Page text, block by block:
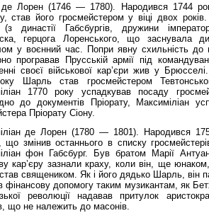
Лорен (1746 — 1780). Народився 1744
став його гросмейстером у віці двох
(з династії Габсбургів, дружини
герцога Лоренського, що заснувала
у воєнний час. Попри явну схильність до
програвав Прусській армії під
своєї військової кар’єри жив у
Шарль став гросмейстером
1770 року успадкував посаду
до документів Пріорату, Максиміліан
Пріорату Сіону.
де Лорен (1780 — 1801). Народився
що змінив останнього в списку
фон Габсбург. Був братом Марії
кар’єру зазнали краху, коли він, ще
став священиком. Як і його дядько Шарль, він
фінансову допомогу таким музикантам, як
революції надавав притулок
що не належить до масонів.